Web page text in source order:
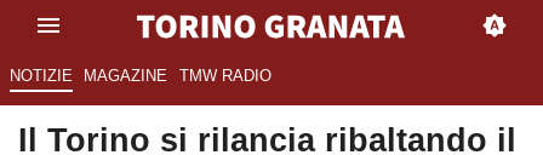
NOTIZIE MAGAZINE TMW RADIO
Il Torino si rilancia ribaltando il